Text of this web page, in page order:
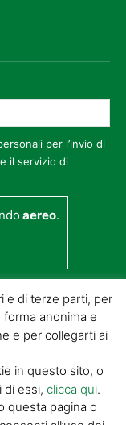
per l’invio di
il servizio di
aereo.
| P.IVA
LOC.
e di terze parti, per
forma anonima e
e per collegarti ai
in questo sito, o
di essi, clicca qui.
questa pagina o